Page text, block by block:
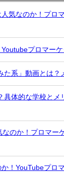
気なのか！プロ
プロマーケ
た系」動画とは？
具体的な学校とメ
のか！プロマー
！YouTubeプロ